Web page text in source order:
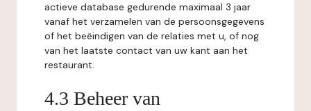
actieve database gedurende maximaal 3 jaar
vanaf het verzamelen van de persoonsgegevens
of het beëindigen van de relaties met u, of nog
van het laatste contact van uw kant aan het
restaurant.
4.3 Beheer van